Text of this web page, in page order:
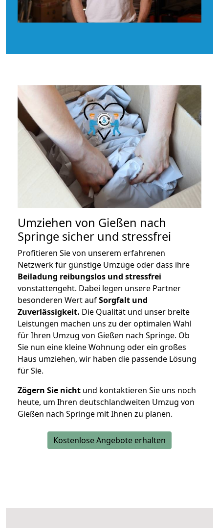
Umziehen von Gießen nach
Springe sicher und stressfrei
Profitieren Sie von unserem erfahrenen
Netzwerk für günstige Umzüge oder dass ihre
Beiladung reibungslos und stressfrei
vonstattengeht. Dabei legen unsere Partner
besonderen Wert aufSorgfalt und
Zuverlässigkeit. Die Qualität und unser breite
Leistungen machen uns zu der optimalen Wahl
für Ihren Umzug von Gießen nach Springe. Ob
Sie nun eine kleine Wohnung oder ein großes
Haus umziehen, wir haben die passende Lösung
für Sie.
Zögern Sie nicht und kontaktieren Sie uns noch
heute, um Ihren deutschlandweiten Umzug von
Gießen nach Springe mit Ihnen zu planen.
Kostenlose Angebote erhalten